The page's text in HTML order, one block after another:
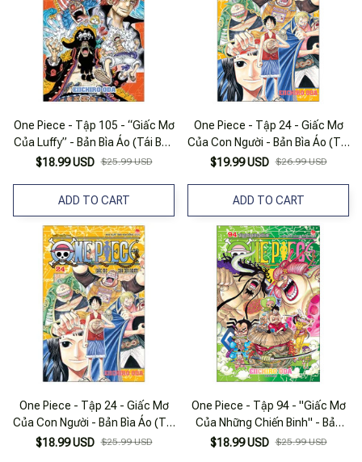
One Piece - Tập 105 - “Giấc Mơ
Của Luffy” - Bản Bìa Áo (Tái Bản
2025)
$18.99 USD $25.99 USD
ADD TO CART
One Piece - Tập 24 - Giấc Mơ
Của Con Người - Bản Bìa Áo (Tái
Bản 2022)
$19.99 USD $26.99 USD
ADD TO CART
One Piece - Tập 24 - Giấc Mơ
Của Con Người - Bản Bìa Áo (Tái
Bản 2025)
$18.99 USD $25.99 USD
One Piece - Tập 94 - "Giấc Mơ
Của Những Chiến Binh" - Bản
Bìa Áo (Tái Bản 2025)
$18.99 USD $25.99 USD